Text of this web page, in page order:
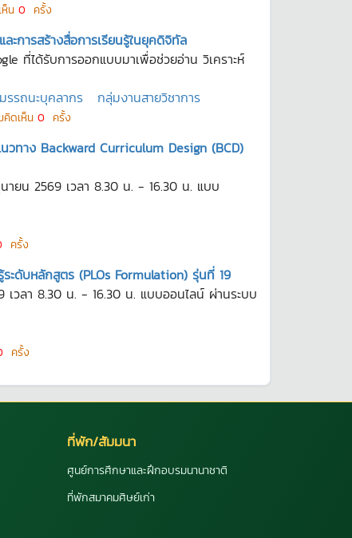
น 0 ครั้ง
ะการสร้างสื่อการเรียนรู้ในยุคดิจิทัล
ที่ได้รับการออกแบบมาเพื่อช่วยอ่าน วิเคราะห์
รถนะบุคลากร กลุ่มงานสายวิชาการ
ดเห็น 0 ครั้ง
ทาง Backward Curriculum Design (BCD)
ยน 2569 เวลา 8.30 น. - 16.30 น. แบบ
ครั้ง
ะดับหลักสูตร (PLOs Formulation) รุ่นที่ 19
วลา 8.30 น. - 16.30 น. แบบออนไลน์ ผ่านระบบ
ครั้ง
ที่พัก/สัมมนา
ศูนย์การศึกษาและฝึกอบรมนานาชาติ
ที่พักสมาคมศิษย์เก่า